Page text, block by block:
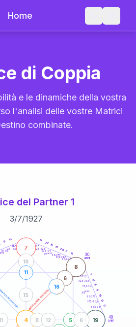
Home
di Coppia
e le dinamiche della vostra
l'analisi delle vostre Matrici
combinate.
del Partner 1
3/7/1927
maschile generazione femminile
30
anni
40
anni
16-17,5
17,5-18,5
18,5-19
21-22,5
22,5-23,5
23,5-24
26-27,5
27,5-28,5
28,5-29
31-32,5
32,5-33,5
33,5-34
36-37,5
37,5-38,5
38,5-39
6
13 11
22 10
15
20 5
13
7
17
8
9
19
10
11
7
19
4
8
5
18
6
11
8 12
15
6
16
25anni
35anni